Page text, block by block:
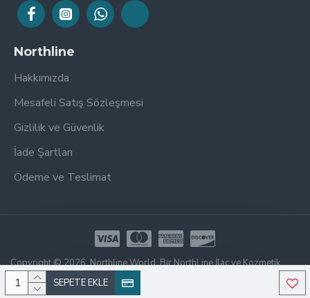
SEPETE EKLE
Northline
Hakkımızda
Mesafeli Satış Sözleşmesi
Gizlilik ve Güvenlik
İade Şartları
Ödeme ve Teslimat
Copyright © 2026, Northline World, Bir NorthLine İlaç ve Kozmetik
Kuruluşudur. Tüm Hakları Saklıdır.